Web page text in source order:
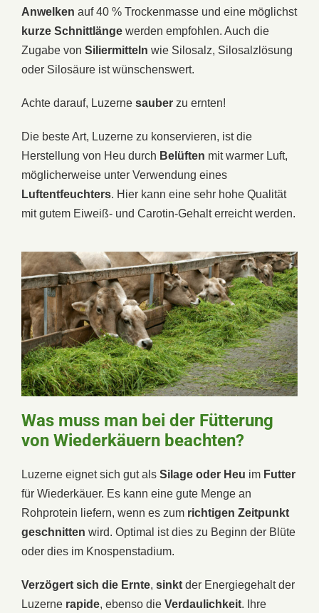
Anwelken auf 40 % Trockenmasse und eine möglichst
kurze Schnittlänge werden empfohlen. Auch die
Zugabe von Siliermitteln wie Silosalz, Silosalzlösung
oder Silosäure ist wünschenswert.
Achte darauf, Luzerne sauber zu ernten!
Die beste Art, Luzerne zu konservieren, ist die
Herstellung von Heu durch Belüften mit warmer Luft,
möglicherweise unter Verwendung eines
Luftentfeuchters. Hier kann eine sehr hohe Qualität
mit gutem Eiweiß- und Carotin-Gehalt erreicht werden.
Was muss man bei der Fütterung
von Wiederkäuern beachten?
Luzerne eignet sich gut als Silage oder Heu im Futter
für Wiederkäuer. Es kann eine gute Menge an
Rohprotein liefern, wenn es zum richtigen Zeitpunkt
geschnitten wird. Optimal ist dies zu Beginn der Blüte
oder dies im Knospenstadium.
Verzögert sich die Ernte, sinkt der Energiegehalt der
Luzerne rapide, ebenso die Verdaulichkeit. Ihre